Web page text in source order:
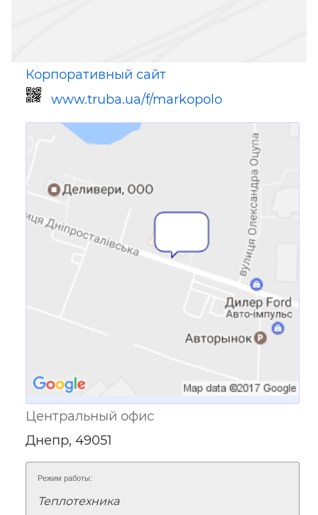
Корпоративный сайт
www.truba.ua/f/markopolo
Ссылка для мобильных устройств
Центральный офис
Днепр, 49051
Режим работы:
Теплотехника